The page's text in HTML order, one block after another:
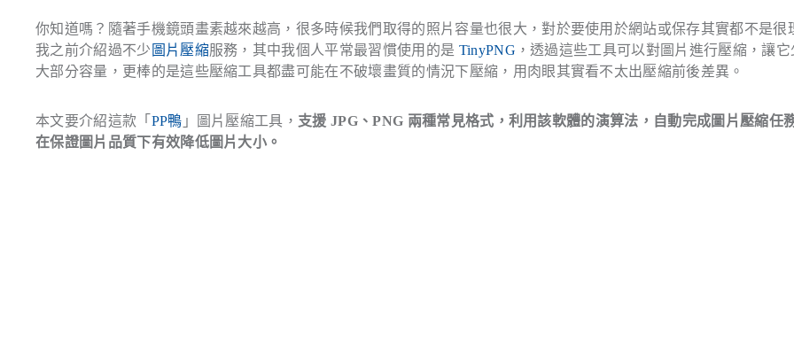
你知道嗎？隨著手機鏡頭畫素越來越高，很多時候我們取得的照片容量也很大，對於要使用於網站或保存其實都不是很
我之前介紹過不少 圖片壓縮服務，其中我個人平常最習慣使用的是 TinyPNG ，透過這些工具可以對圖片進行壓縮，讓它
大部分容量，更棒的是這些壓縮工具都盡可能在不破壞畫質的情況下壓縮，用肉眼其實看不太出壓縮前後差異。
本文要介紹這款「 PP鴨 」圖片壓縮工具， 支援 JPG、PNG 兩種常見格式，利用該軟體的演算法，自動完成圖片壓縮任
在保證圖片品質下有效降低圖片大小。